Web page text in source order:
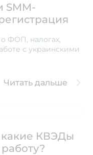
SMM-
ФОП, налогах,
с украинскими
Читать дальше
КВЭДы